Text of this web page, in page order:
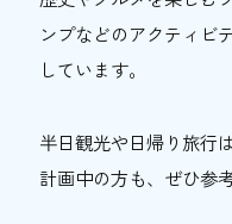
ンプなどのアクティビ
しています。
半日観光や日帰り旅行
計画中の方も、ぜひ参